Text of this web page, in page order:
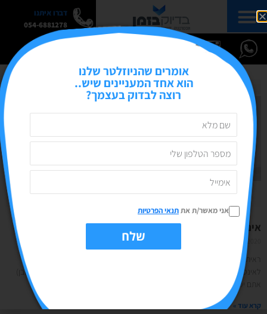
דברו איתנו
054-6881278
אינסטגרם שופינג- המדריך המלא
19/10/2020
ראיתם את החידושים האחרונים בפיד של האינסטגרם שלכם? ברוכים הבאים
לאינסטגרם שופינג!אם יש לכם חנות אוןליין, עמוד פייסבוק ואינסטגרם (עסקי כמובן)
אתם יכולים לחבר את
קרא עוד »
אומרים שהניוזלטר שלנו
הוא אחד המעניינים שיש..
רוצה לבדוק בעצמך?
אני מאשר/ת אתתנאי הפרטיות
שלח